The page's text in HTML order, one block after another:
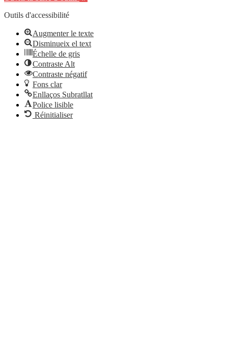
Outils d'accessibilité
Augmenter le texte
Disminueix el text
Échelle de gris
Contraste Alt
Contraste négatif
Fons clar
Enllaços Subratllat
Police lisible
Réinitialiser